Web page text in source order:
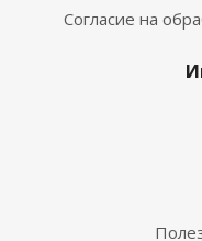
Согласие на